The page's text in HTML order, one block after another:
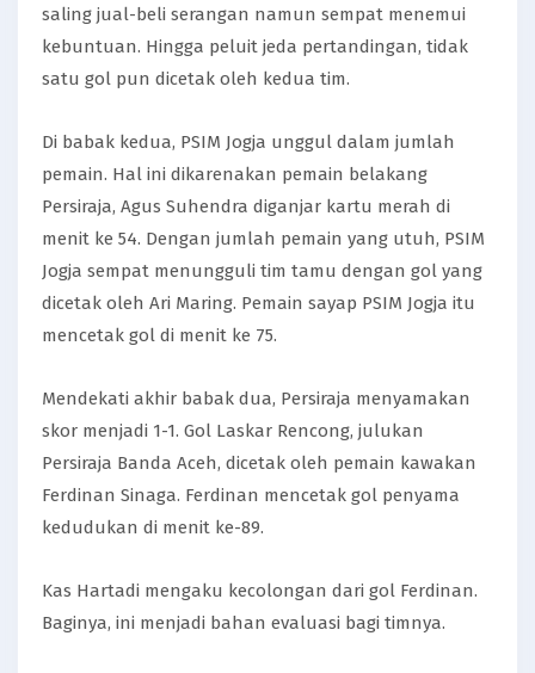
saling jual-beli serangan namun sempat menemui
kebuntuan. Hingga peluit jeda pertandingan, tidak
satu gol pun dicetak oleh kedua tim.
Di babak kedua, PSIM Jogja unggul dalam jumlah
pemain. Hal ini dikarenakan pemain belakang
Persiraja, Agus Suhendra diganjar kartu merah di
menit ke 54. Dengan jumlah pemain yang utuh, PSIM
Jogja sempat menungguli tim tamu dengan gol yang
dicetak oleh Ari Maring. Pemain sayap PSIM Jogja itu
mencetak gol di menit ke 75.
Mendekati akhir babak dua, Persiraja menyamakan
skor menjadi 1-1. Gol Laskar Rencong, julukan
Persiraja Banda Aceh, dicetak oleh pemain kawakan
Ferdinan Sinaga. Ferdinan mencetak gol penyama
kedudukan di menit ke-89.
Kas Hartadi mengaku kecolongan dari gol Ferdinan.
Baginya, ini menjadi bahan evaluasi bagi timnya.